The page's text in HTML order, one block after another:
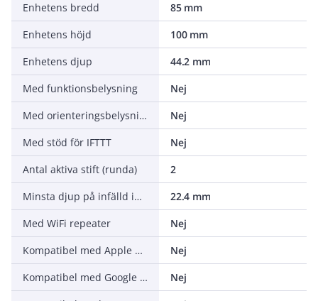
Enhetens bredd
85 mm
Enhetens höjd
100 mm
Enhetens djup
44.2 mm
Med funktionsbelysning
Nej
Med orienteringsbelysning
Nej
Med stöd för IFTTT
Nej
Antal aktiva stift (runda)
2
Minsta djup på infälld installationsdosa
22.4 mm
Med WiFi repeater
Nej
Kompatibel med Apple HomeKit
Nej
Kompatibel med Google Assistant
Nej